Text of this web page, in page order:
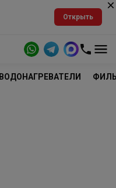
Открыть
ВОДОНАГРЕВАТЕЛИ